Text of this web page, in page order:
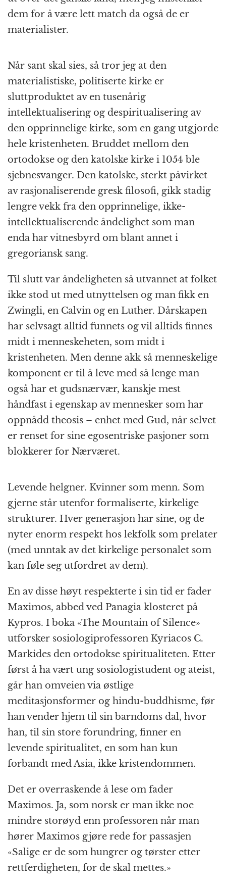
dem for å være lett match da også de er
materialister.
Når sant skal sies, så tror jeg at den
materialistiske, politiserte kirke er
sluttproduktet av en tusenårig
intellektualisering og despiritualisering av
den opprinnelige kirke, som en gang utgjorde
hele kristenheten. Bruddet mellom den
ortodokse og den katolske kirke i 1054 ble
sjebnesvanger. Den katolske, sterkt påvirket
av rasjonaliserende gresk filosofi, gikk stadig
lengre vekk fra den opprinnelige, ikke-
intellektualiserende åndelighet som man
enda har vitnesbyrd om blant annet i
gregoriansk sang.
Til slutt var åndeligheten så utvannet at folket
ikke stod ut med utnyttelsen og man fikk en
Zwingli, en Calvin og en Luther. Dårskapen
har selvsagt alltid funnets og vil alltids finnes
midt i menneskeheten, som midt i
kristenheten. Men denne akk så menneskelige
komponent er til å leve med så lenge man
også har et gudsnærvær, kanskje mest
håndfast i egenskap av mennesker som har
oppnådd theosis – enhet med Gud, når selvet
er renset for sine egosentriske pasjoner som
blokkerer for Nærværet.
Levende helgner. Kvinner som menn. Som
gjerne står utenfor formaliserte, kirkelige
strukturer. Hver generasjon har sine, og de
nyter enorm respekt hos lekfolk som prelater
(med unntak av det kirkelige personalet som
kan føle seg utfordret av dem).
En av disse høyt respekterte i sin tid er fader
Maximos, abbed ved Panagia klosteret på
Kypros. I boka «The Mountain of Silence»
utforsker sosiologiprofessoren Kyriacos C.
Markides den ortodokse spiritualiteten. Etter
først å ha vært ung sosiologistudent og ateist,
går han omveien via østlige
meditasjonsformer og hindu-buddhisme, før
han vender hjem til sin barndoms dal, hvor
han, til sin store forundring, finner en
levende spiritualitet, en som han kun
forbandt med Asia, ikke kristendommen.
Det er overraskende å lese om fader
Maximos. Ja, som norsk er man ikke noe
mindre storøyd enn professoren når man
hører Maximos gjøre rede for passasjen
«Salige er de som hungrer og tørster etter
rettferdigheten, for de skal mettes.»